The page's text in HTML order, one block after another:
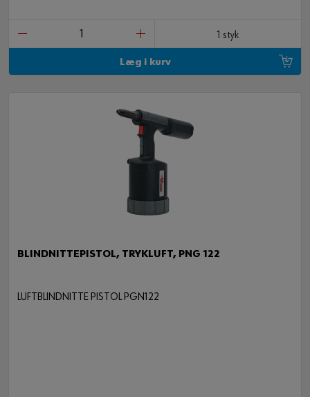
1 styk
Læg i kurv
BLINDNITTEPISTOL, TRYKLUFT, PNG 122
LUFTBLINDNITTE PISTOL PGN122